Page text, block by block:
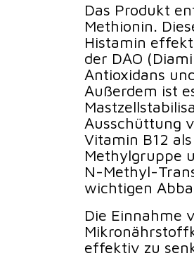
Das Produkt
Methionin.
Histamin
der DAO
Antioxidans
Außerdem ist
Ausschüttung
Vitamin B12
Methylgruppe
N-Methyl-
wichtigen
Die Einnahme
effektiv zu